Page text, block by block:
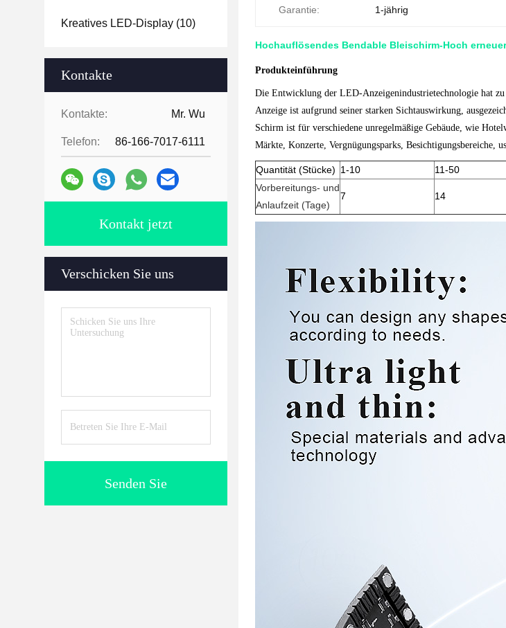
Kreatives LED-Display (10)
Kontakte
Kontakte: Mr. Wu
Telefon: 86-166-7017-6111
Kontakt jetzt
Verschicken Sie uns
Senden Sie
Garantie: 1-jährig
Hochauflösendes Bendable Bleischirm-Hoch
Produkteinführung
Die Entwicklung der LED-Anzeigenindustrietechnologie hat
Anzeige ist aufgrund seiner starken Sichtauswirkung,
Schirm ist für verschiedene unregelmäßige Gebäude, wie
Märkte, Konzerte, Vergnügungsparks, Besichtigungsbereiche,
Quantität (Stücke) 1-10 11-50
Vorbereitungs- und
Anlaufzeit (Tage)
7 14